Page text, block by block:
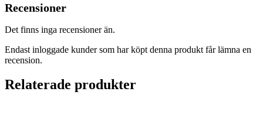
Recensioner
Det finns inga recensioner än.
Endast inloggade kunder som har köpt denna produkt får lämna en
recension.
Relaterade produkter